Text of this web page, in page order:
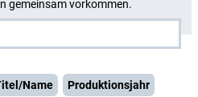
gemeinsam vorkommen.
Name
Produktionsjahr